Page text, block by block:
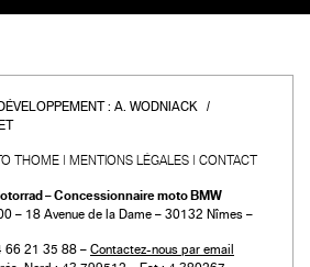
DÉVELOPPEMENT : A. WODNIACK
THOME MENTIONS LÉGALES CONTACT
– Concessionnaire moto BMW
– 18 Avenue de la Dame – 30132 Nîmes –
66 21 35 88 – Contactez-nous par email